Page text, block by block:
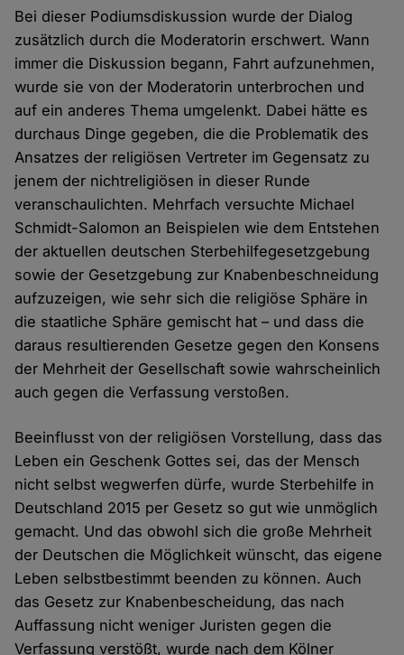
Bei dieser Podiumsdiskussion wurde der Dialog
zusätzlich durch die Moderatorin erschwert. Wann
immer die Diskussion begann, Fahrt aufzunehmen,
wurde sie von der Moderatorin unterbrochen und
auf ein anderes Thema umgelenkt. Dabei hätte es
durchaus Dinge gegeben, die die Problematik des
Ansatzes der religiösen Vertreter im Gegensatz zu
jenem der nichtreligiösen in dieser Runde
veranschaulichten. Mehrfach versuchte Michael
Schmidt-Salomon an Beispielen wie dem Entstehen
der aktuellen deutschen Sterbehilfegesetzgebung
sowie der Gesetzgebung zur Knabenbeschneidung
aufzuzeigen, wie sehr sich die religiöse Sphäre in
die staatliche Sphäre gemischt hat – und dass die
daraus resultierenden Gesetze gegen den Konsens
der Mehrheit der Gesellschaft sowie wahrscheinlich
auch gegen die Verfassung verstoßen.
Beeinflusst von der religiösen Vorstellung, dass das
Leben ein Geschenk Gottes sei, das der Mensch
nicht selbst wegwerfen dürfe, wurde Sterbehilfe in
Deutschland 2015 per Gesetz so gut wie unmöglich
gemacht. Und das obwohl sich die große Mehrheit
der Deutschen die Möglichkeit wünscht, das eigene
Leben selbstbestimmt beenden zu können. Auch
das Gesetz zur Knabenbescheidung, das nach
Auffassung nicht weniger Juristen gegen die
Verfassung verstößt, wurde nach dem Kölner